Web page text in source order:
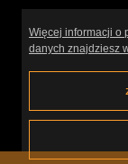
Więcej informacji o
danych znajdziesz